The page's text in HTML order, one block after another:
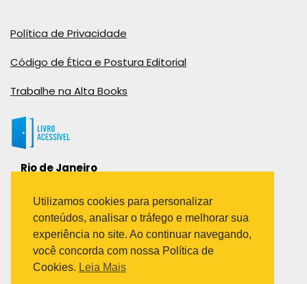
Política de Privacidade
Código de Ética e Postura Editorial
Trabalhe na Alta Books
Rio de Janeiro
Bairro Industrial do Jacaré
Rio de Janeiro – RJ – CEP: 20970-031
Telefone:
(21) 3278-8069
(21) 3995-7512
Utilizamos cookies para personalizar
conteúdos, analisar o tráfego e melhorar sua
experiência no site. Ao continuar navegando,
você concorda com nossa Política de
Cookies. Leia Mais